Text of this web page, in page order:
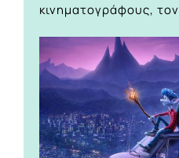
κινηματογράφους, τον